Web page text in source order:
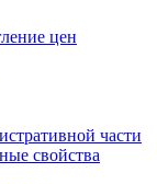
цен
части
свойства